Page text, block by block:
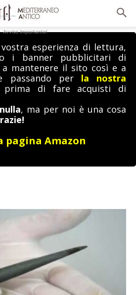
Avviso importante!
esperienza di lettura,
i banner pubblicitari di
a mantenere il sito così e a
passando per la nostra
prima di fare acquisti di
, ma per noi è una cosa
pagina Amazon